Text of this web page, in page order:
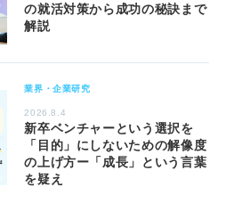
の就活対策から成功の秘訣まで
解説
業界・企業研究
2026.8.4
新卒ベンチャーという選択を
「目的」にしないための解像度
の上げ方ー「成長」という言葉
を疑え